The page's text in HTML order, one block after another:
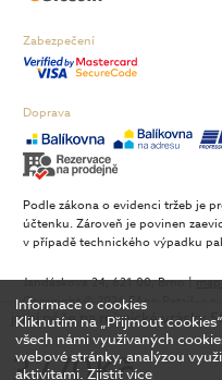
jarní péče na mimické vrásky
Informace o cookies
Kliknutím na „Přijmout
všech námi využívaných
webové stránky, analýzou
aktivitami. Zjistit více
Zabezpečení
Doprava
Podle zákona o evidenci tržeb je
účtenku. Zároveň je povinen
v případě technického výpadku
Jandáskova 24, 621 00, Brno |
Copyright © 2026 FAnn Retail,